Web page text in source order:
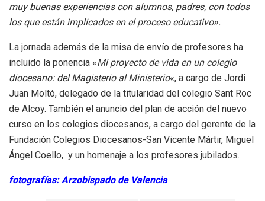
muy buenas experiencias con alumnos, padres, con todos
los que están implicados en el proceso educativo».
La jornada además de la misa de envío de profesores ha
incluido la ponencia «Mi proyecto de vida en un colegio
diocesano: del Magisterio al Ministerio«, a cargo de Jordi
Juan Moltó, delegado de la titularidad del colegio Sant Roc
de Alcoy. También el anuncio del plan de acción del nuevo
curso en los colegios diocesanos, a cargo del gerente de la
Fundación Colegios Diocesanos-San Vicente Mártir, Miguel
Ángel Coello, y un homenaje a los profesores jubilados.
fotografías: Arzobispado de Valencia